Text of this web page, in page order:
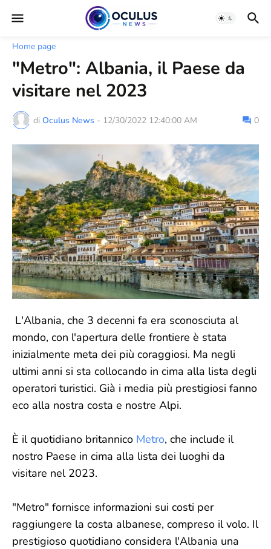
Home page
"Metro": Albania, il Paese da
visitare nel 2023
di Oculus News - 12/30/2022 12:40:00 AM 0
L'Albania, che 3 decenni fa era sconosciuta al
mondo, con l'apertura delle frontiere è stata
inizialmente meta dei più coraggiosi. Ma negli
ultimi anni si sta collocando in cima alla lista degli
operatori turistici. Già i media più prestigiosi fanno
eco alla nostra costa e nostre Alpi.
È il quotidiano britannico Metro, che include il
nostro Paese in cima alla lista dei luoghi da
visitare nel 2023.
"Metro" fornisce informazioni sui costi per
raggiungere la costa albanese, compreso il volo. Il
prestigioso quotidiano considera l'Albania una